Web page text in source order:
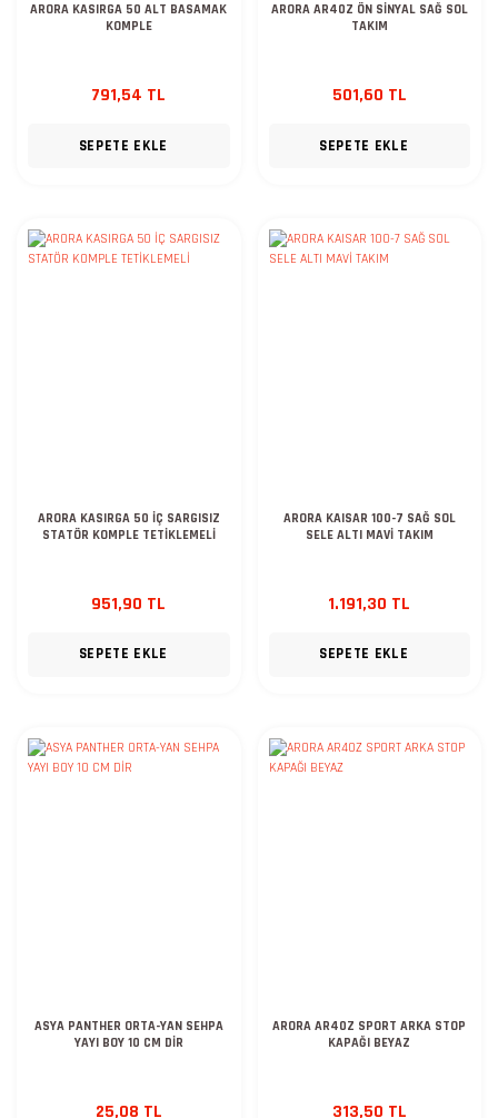
ARORA KASIRGA 50 ALT BASAMAK
KOMPLE
791,54 TL
SEPETE EKLE
ARORA AR40Z ÖN SİNYAL SAĞ SOL
TAKIM
501,60 TL
SEPETE EKLE
ARORA KASIRGA 50 İÇ SARGISIZ
STATÖR KOMPLE TETİKLEMELİ
951,90 TL
SEPETE EKLE
ARORA KAISAR 100-7 SAĞ SOL
SELE ALTI MAVİ TAKIM
1.191,30 TL
SEPETE EKLE
ASYA PANTHER ORTA-YAN SEHPA
YAYI BOY 10 CM DİR
25,08 TL
ARORA AR40Z SPORT ARKA STOP
KAPAĞI BEYAZ
313,50 TL